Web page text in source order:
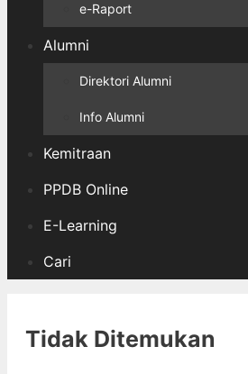
e-Raport
Alumni
Direktori Alumni
Info Alumni
Kemitraan
PPDB Online
E-Learning
Cari
Tidak Ditemukan